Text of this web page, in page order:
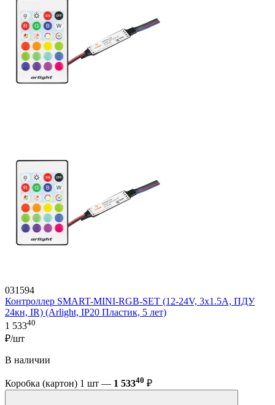
031594
Контроллер SMART-MINI-RGB-SET (12-24V, 3x1.5A, ПДУ
24кн, IR) (Arlight, IP20 Пластик, 5 лет)
1 53340
₽/шт
В наличии
Коробка (картон) 1 шт — 1 53340 ₽